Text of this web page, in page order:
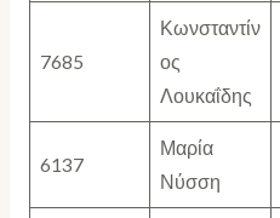
7685
Κωνσταντίν
ος
Λουκαΐδης
6137
Μαρία
Νύσση